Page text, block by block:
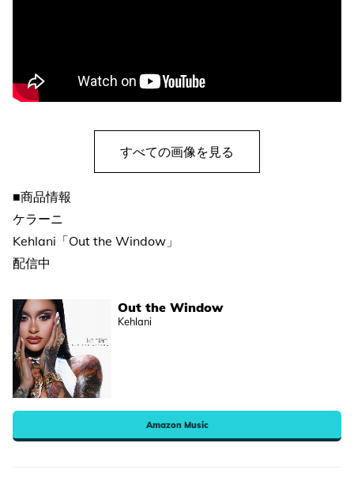
すべての画像を見る
■商品情報
ケラーニ
Kehlani「Out the Window」
配信中
Out the Window
Kehlani
Amazon Music